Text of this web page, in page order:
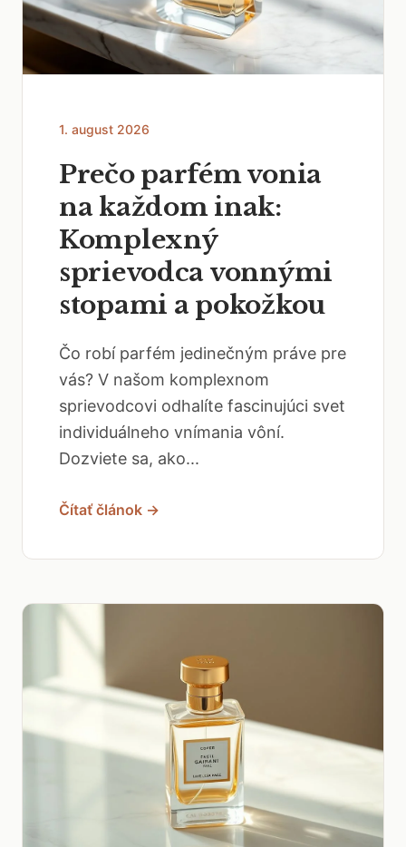
1. august 2026
Prečo parfém vonia
na každom inak:
Komplexný
sprievodca vonnými
stopami a pokožkou
Čo robí parfém jedinečným práve pre
vás? V našom komplexnom
sprievodcovi odhalíte fascinujúci svet
individuálneho vnímania vôní.
Dozviete sa, ako...
Čítať článok →